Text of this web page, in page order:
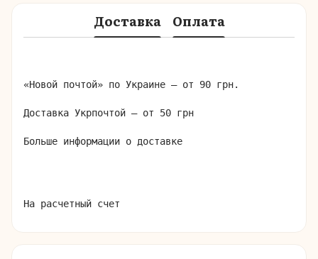
Доставка Оплата
«Новой почтой» по Украине – от 90 грн.
Доставка Укрпочтой – от 50 грн
Больше информации о доставке
На расчетный счет